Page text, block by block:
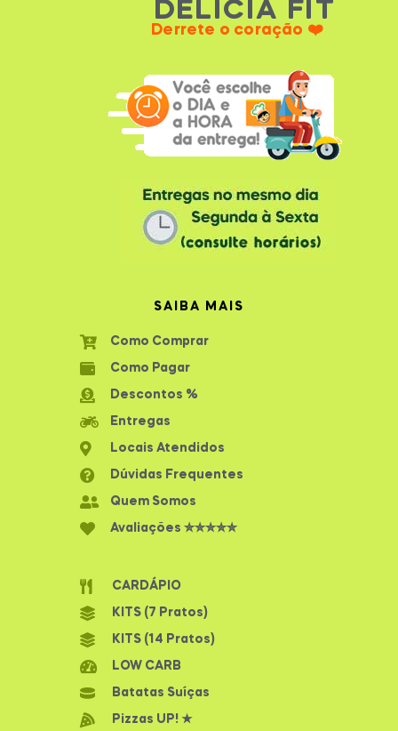
DELÍCIA FIT
Derrete o coração ❤️
SAIBA MAIS
Como Comprar
Como Pagar
Descontos %
Entregas
Locais Atendidos
Dúvidas Frequentes
Quem Somos
Avaliações ✮✮✮✮✮
CARDÁPIO
KITS (7 Pratos)
KITS (14 Pratos)
LOW CARB
Batatas Suíças
Pizzas UP! ★